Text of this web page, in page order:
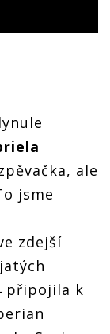
ale
jsme
zdejší
připojila k